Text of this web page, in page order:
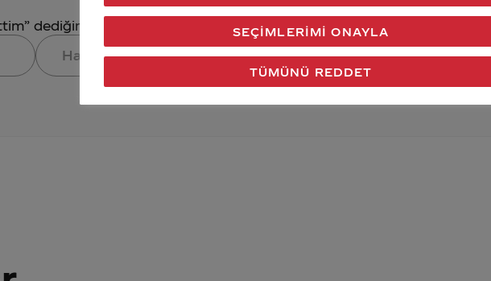
dediğin konuya verdiğimiz cevap aklındaki soru işaretlerini giderdi
Hayır Gönder
TÜMÜNÜ REDDET
SEÇIMLERIMI ONAYLA